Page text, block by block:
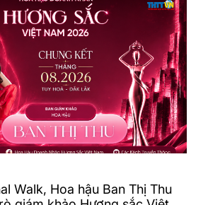
Walk, Hoa hậu Ban Thị Thu